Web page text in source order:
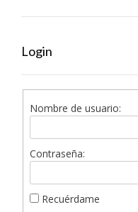
Login
Nombre de usuario:
Contraseña:
Recuérdame